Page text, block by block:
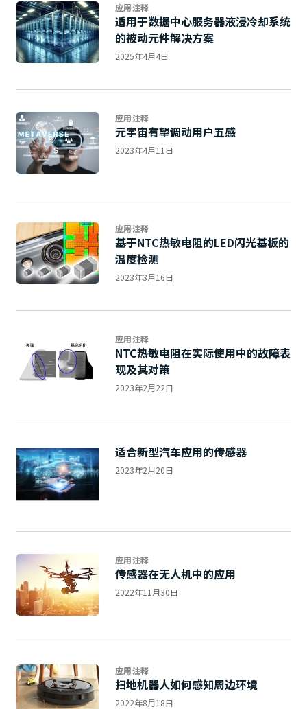
应用注释
适用于数据中心服务器液浸冷却系统
的被动元件解决方案
2025年4月4日
应用注释
元宇宙有望调动用户五感
2023年4月11日
应用注释
基于NTC热敏电阻的LED闪光基板的
温度检测
2023年3月16日
应用注释
NTC热敏电阻在实际使用中的故障表
现及其对策
2023年2月22日
适合新型汽车应用的传感器
2023年2月20日
应用注释
传感器在无人机中的应用
2022年11月30日
应用注释
扫地机器人如何感知周边环境
2022年8月18日